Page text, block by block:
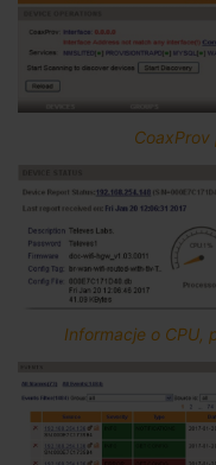
CoaxProv
Informacje o CPU,